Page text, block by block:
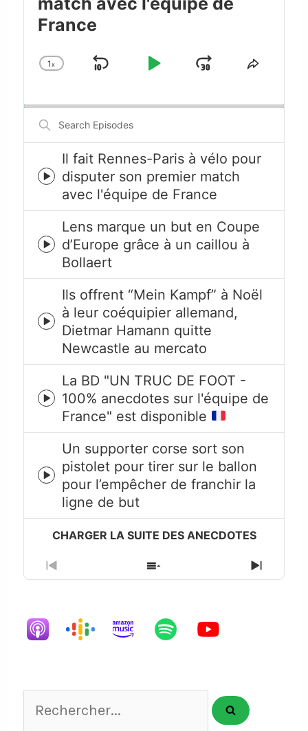
France
Change
1x
Skip
Play
JumpShare
Search
Episodes
Episode
play
icon
Il fait Rennes-Paris à vélo pour
disputer son premier match
avec l'équipe de France
Episode
play
icon
Lens marque un but en Coupe
d’Europe grâce à un caillou à
Bollaert
Episode
play
icon
Ils offrent “Mein Kampf” à Noël
à leur coéquipier allemand,
Dietmar Hamann quitte
Newcastle au mercato
Episode
play
icon
La BD "UN TRUC DE FOOT -
100% anecdotes sur l'équipe de
France" est disponible
Episode
play
icon
Un supporter corse sort son
pistolet pour tirer sur le ballon
pour l’empêcher de franchir la
ligne de but
Previous
Episode
Show
Episodes
Next
Episode
Rechercher...